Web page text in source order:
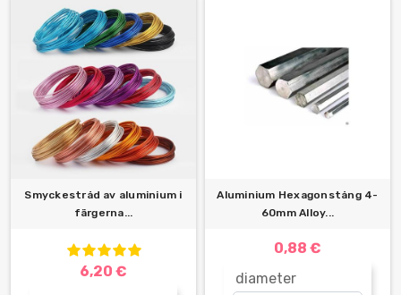
Smyckestråd av aluminium i
färgerna...
6,20 €
Aluminium Hexagonstång 4-
60mm Alloy...
0,88 €
diameter